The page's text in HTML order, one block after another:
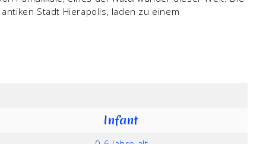
Stadt Hierapolis, laden zu einem
Infant